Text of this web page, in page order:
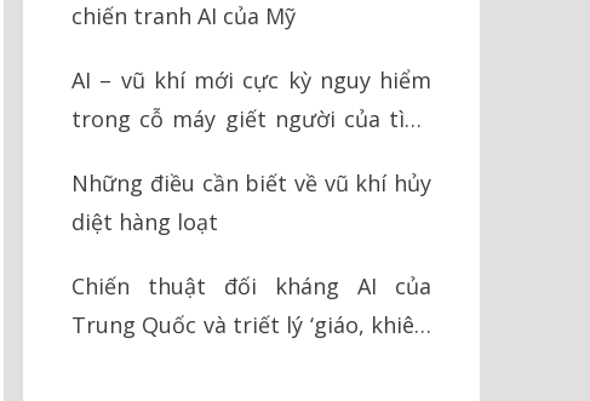
chiến tranh AI của Mỹ
AI – vũ khí mới cực kỳ nguy hiểm
trong cỗ máy giết người của tình
Những điều cần biết về vũ khí hủy
diệt hàng loạt
Chiến thuật đối kháng AI của
Trung Quốc và triết lý ‘giáo, khiên’